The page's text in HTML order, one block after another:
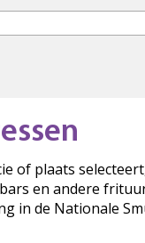
of plaats
en andere
in de Nationale